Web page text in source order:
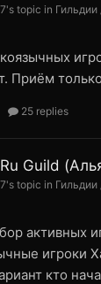
topic in
Приём
25 replies
Guild
topic in
активных
игроки
кто